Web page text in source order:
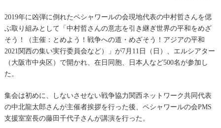
2019年に凶弾に倒れたペシャワールの会現地代表の中村哲さんを偲
ぶ取り組みとして「中村哲さんの意志を引き継ぎ世界の平和をめざ
そう！（主催：とめよう！戦争への道・めざそう！アジアの平和
2021関西の集い実行委員会など）」が7月11日（日）、エルシアター
（大阪市中央区）で開かれ、在日同胞、日本人など500名が参加し
た。
集会は初めに、しないさせない戦争協力関西ネットワーク共同代表
の中北龍太郎さんが主催者挨拶を行った後、ペシャワールの会PMS
支援室室長の藤田千代子さんが講演を行った。